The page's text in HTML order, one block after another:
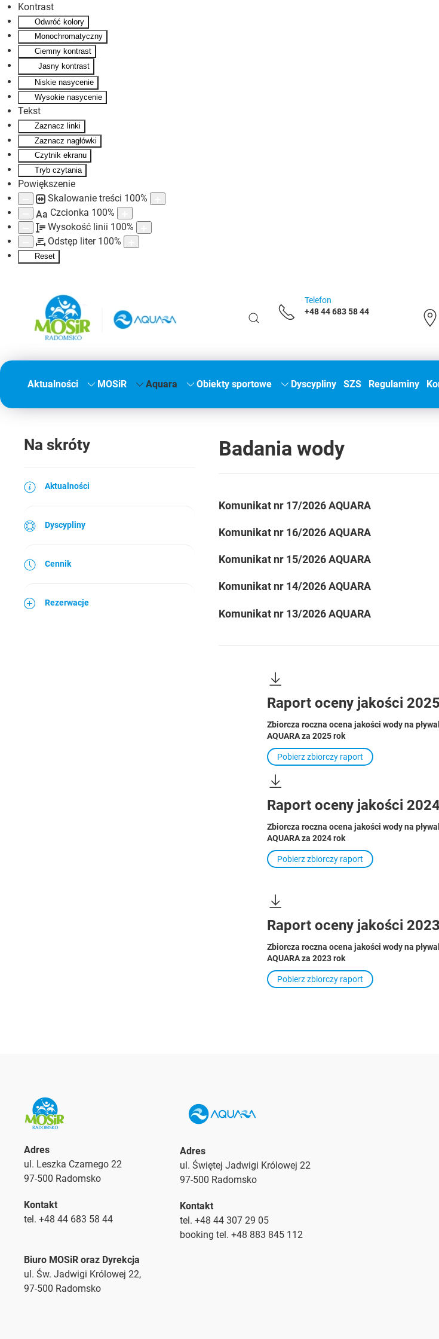
Kontrast
Odwróć kolory
Monochromatyczny
Ciemny kontrast
Jasny kontrast
Niskie nasycenie
Wysokie nasycenie
Tekst
Zaznacz linki
Zaznacz nagłówki
Czytnik ekranu
Tryb czytania
Powiększenie
Skalowanie treści 100%
Aa Czcionka 100%
Wysokość linii 100%
Odstęp liter 100%
Reset
Skip to main content
Telefon
+48 44 683 58 44
Aktualności MOSiR Aquara Obiekty sportowe Dyscypliny SZS Regulaminy
Na skróty
Aktualności
Dyscypliny
Cennik
Rezerwacje
Badania wody
Komunikat nr 17/2026 AQUARA
Komunikat nr 16/2026 AQUARA
Komunikat nr 15/2026 AQUARA
Komunikat nr 14/2026 AQUARA
Komunikat nr 13/2026 AQUARA
Raport oceny jakości 2025
Zbiorcza roczna ocena jakości wody na
AQUARA za 2025 rok
Pobierz zbiorczy raport
Raport oceny jakości 2024
Zbiorcza roczna ocena jakości wody na
AQUARA za 2024 rok
Pobierz zbiorczy raport
Raport oceny jakości 2023
Zbiorcza roczna ocena jakości wody na
AQUARA za 2023 rok
Pobierz zbiorczy raport
Adres
ul. Leszka Czarnego 22
97-500 Radomsko
Kontakt
tel. +48 44 683 58 44
Biuro MOSiR oraz Dyrekcja
ul. Św. Jadwigi Królowej 22,
97-500 Radomsko
Adres
ul. Świętej Jadwigi Królowej 22
97-500 Radomsko
Kontakt
tel. +48 44 307 29 05
booking tel. +48 883 845 112